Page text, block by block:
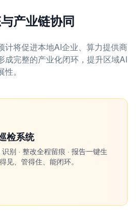
产业链协同
计将促进本地AI企业、算力提供商
成完整的产业化闭环，提升区域AI
。
检系统
别 · 整改全程留痕 · 报告一键生
见、管得住、能闭环。